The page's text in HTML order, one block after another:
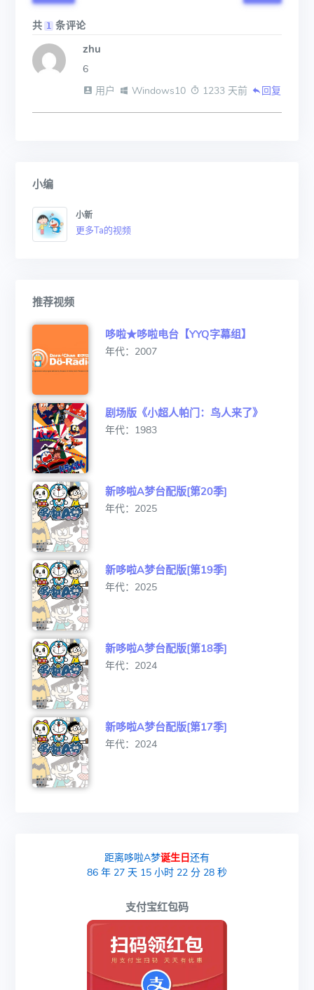
共 1 条评论
zhu
6
用户
Windows10 1233 天前 回复
小编
小新
更多Ta的视频
推荐视频
哆啦★哆啦电台【YYQ字幕组】
年代：2007
剧场版《小超人帕门：鸟人来了》
年代：1983
新哆啦A梦台配版[第20季]
年代：2025
新哆啦A梦台配版[第19季]
年代：2025
新哆啦A梦台配版[第18季]
年代：2024
新哆啦A梦台配版[第17季]
年代：2024
距离哆啦A梦诞生日还有
86 年27 天15 小时22 分28 秒
支付宝红包码